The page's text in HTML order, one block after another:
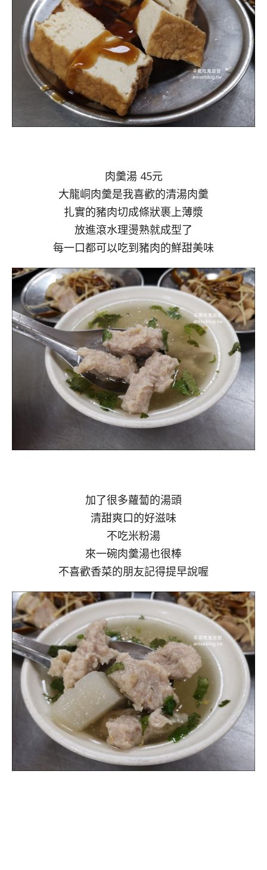
肉羹湯 45元
大龍峒肉羹是我喜歡的清湯肉羹
扎實的豬肉切成條狀裹上薄漿
放進滾水理燙熟就成型了
每一口都可以吃到豬肉的鮮甜美味
加了很多蘿蔔的湯頭
清甜爽口的好滋味
不吃米粉湯
來一碗肉羹湯也很棒
不喜歡香菜的朋友記得提早說喔